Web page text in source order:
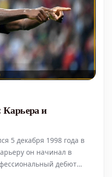
и
5 декабря 1998 года в
он начинал в
дебют